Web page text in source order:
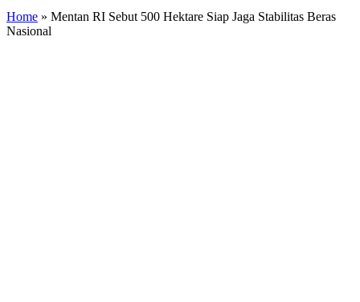
Home » Mentan RI Sebut 500 Hektare Siap Jaga Stabilitas Beras
Nasional